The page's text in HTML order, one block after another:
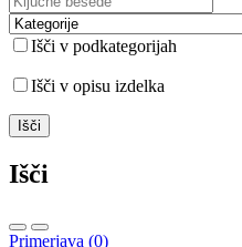
Išči v podkategorijah
Išči v opisu izdelka
Išči
Primerjava (0)